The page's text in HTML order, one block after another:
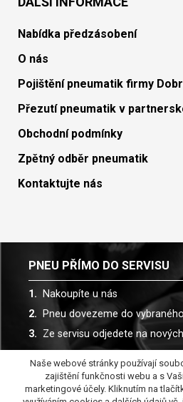
Nabídka předzásobení
O nás
Pojištění pneumatik firmy
Přezutí pneumatik v
Obchodní podmínky
Zpětný odběr pneumatik
Kontaktujte nás
PNEU PŘÍMO DO SERVISU
Nakoupíte u nás
Pneu dovezeme do
Ze servisu odjedete na nových
Spolupracujeme s více než 30
Naše webové stránky používají
zajištění funkčnosti webu a s
marketingové účely. Kliknutím na